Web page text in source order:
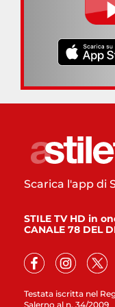
Testata iscritta nel
Salerno al n. 34/2009
Scarica l'app di
STILE TV HD in
CANALE 78 DEL